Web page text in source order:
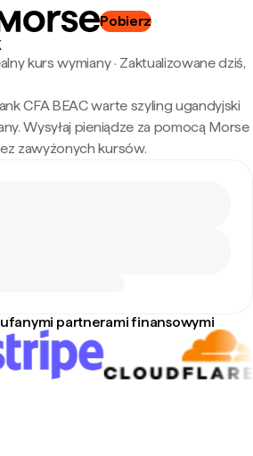
Pobierz
kurs wymiany· Zaktualizowane dziś,
CFA BEAC warte szyling ugandyjski
Wysyłaj pieniądze za pomocą Morse
zawyżonych kursów.
partnerami finansowymi